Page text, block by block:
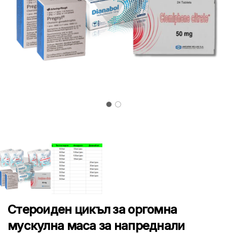
Стероиден цикъл за оргомна
мускулна маса за напреднали